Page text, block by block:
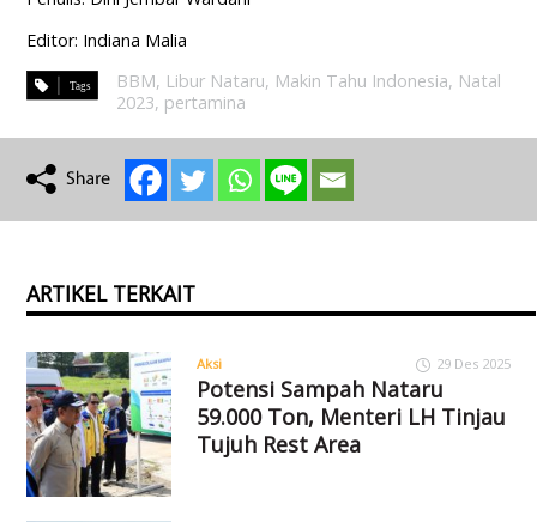
Editor: Indiana Malia
BBM, Libur Nataru, Makin Tahu Indonesia, Natal
2023, pertamina
ARTIKEL TERKAIT
Aksi 29 Des 2025
Potensi Sampah Nataru
59.000 Ton, Menteri LH Tinjau
Tujuh Rest Area